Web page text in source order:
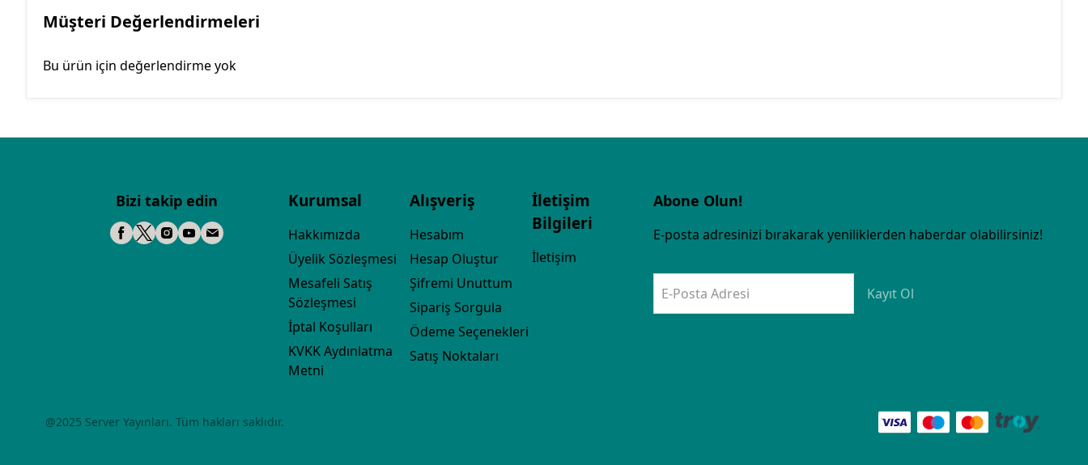
Müşteri Değerlendirmeleri
Bu ürün için değerlendirme yok
Bizi takip edin Kurumsal
Hakkımızda
Üyelik Sözleşmesi
Mesafeli Satış
Sözleşmesi
İptal Koşulları
KVKK Aydınlatma
Metni
Alışveriş
Hesabım
Hesap Oluştur
Şifremi Unuttum
Sipariş Sorgula
Ödeme Seçenekleri
Satış Noktaları
İletişim
Bilgileri
İletişim
Abone Olun!
E-posta adresinizi bırakarak yeniliklerden haberdar olabilirsiniz!
E-Posta Adresi Kayıt Ol
@2025 Server Yayınları. Tüm hakları saklıdır.